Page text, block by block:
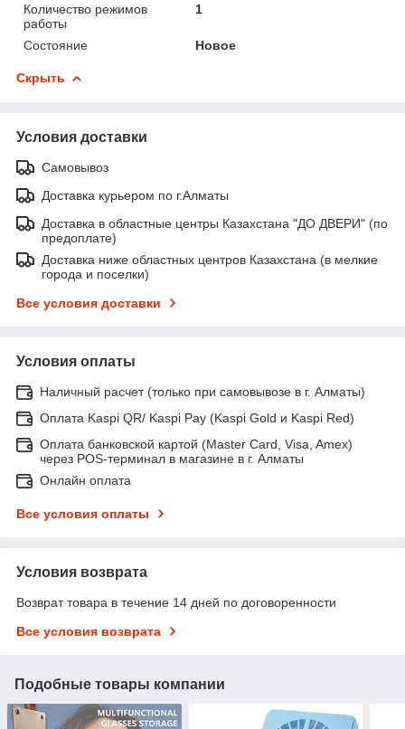
Количество режимов
работы
1
Состояние Новое
Скрыть
Условия доставки
Самовывоз
Доставка курьером по г.Алматы
Доставка в областные центры Казахстана "ДО ДВЕРИ" (по
предоплате)
Доставка ниже областных центров Казахстана (в мелкие
города и поселки)
Все условия доставки
Условия оплаты
Наличный расчет (только при самовывозе в г. Алматы)
Оплата Kaspi QR/ Kaspi Pay (Kaspi Gold и Kaspi Red)
Оплата банковской картой (Master Card, Visa, Amex)
через POS-терминал в магазине в г. Алматы
Онлайн оплата
Все условия оплаты
Условия возврата
Возврат товара в течение 14 дней по договоренности
Все условия возврата
Подобные товары компании